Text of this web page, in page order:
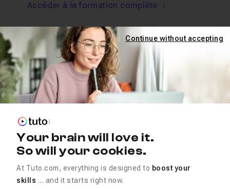
Accéder à la formation complète